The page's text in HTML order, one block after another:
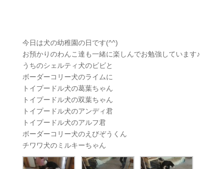
今日は犬の幼稚園の日です(^^)
お預かりのわんこ達も一緒に楽しんでお勉強しています♪
うちのシェルティ犬のビビと
ボーダーコリー犬のライムに
トイプードル犬の葛葉ちゃん
トイプードル犬の双葉ちゃん
トイプードル犬のアンディ君
トイプードル犬のアルフ君
ボーダーコリー犬のえびぞうくん
チワワ犬のミルキーちゃん